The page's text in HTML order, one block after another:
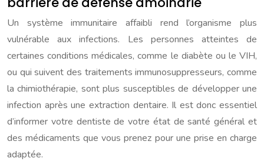
Un système immunitaire affaibli rend l’organisme plus
vulnérable aux infections. Les personnes atteintes de
certaines conditions médicales, comme le diabète ou le VIH,
ou qui suivent des traitements immunosuppresseurs, comme
la chimiothérapie, sont plus susceptibles de développer une
infection après une extraction dentaire. Il est donc essentiel
d’informer votre dentiste de votre état de santé général et
des médicaments que vous prenez pour une prise en charge
adaptée.